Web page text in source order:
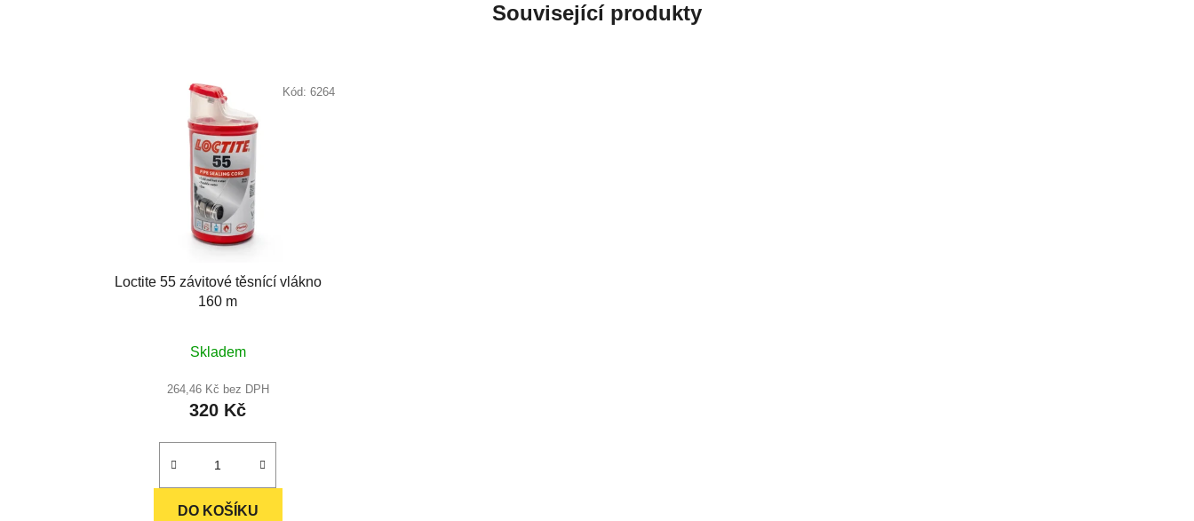
Související produkty
Loctite 55 závitové těsnící vlákno
160 m
hodnocení
produktu
je
hvězdiček.
Skladem
264,46 Kč bez DPH
320 Kč
DO KOŠÍKU
Kód: 6264